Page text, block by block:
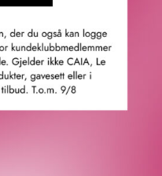
rynker. Ved
fyldigere og mer
rynker oppleves mindre
teksturen smelter inn i